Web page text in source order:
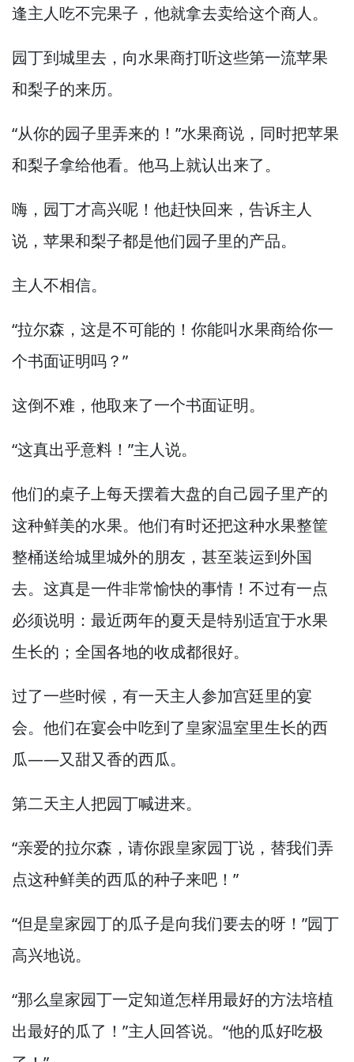
逢主人吃不完果子， 他就拿去卖给这个商人。
园丁到城里去， 向水果商打听这些第一流苹果
和梨子的来历。
“从你的园子里弄来的！”水果商说， 同时把苹果
和梨子拿给他看。 他马上就认出来了。
嗨， 园丁才高兴呢！ 他赶快回来， 告诉主人
说， 苹果和梨子都是他们园子里的产品。
主人不相信。
“拉尔森， 这是不可能的！ 你能叫水果商给你一
个书面证明吗？”
这倒不难， 他取来了一个书面证明。
“这真出乎意料！”主人说。
他们的桌子上每天摆着大盘的自己园子里产的
这种鲜美的水果。 他们有时还把这种水果整筐
整桶送给城里城外的朋友， 甚至装运到外国
去。 这真是一件非常愉快的事情！ 不过有一点
必须说明：最近两年的夏天是特别适宜于水果
生长的；全国各地的收成都很好。
过了一些时候， 有一天主人参加宫廷里的宴
会。 他们在宴会中吃到了皇家温室里生长的西
瓜——又甜又香的西瓜。
第二天主人把园丁喊进来。
“亲爱的拉尔森， 请你跟皇家园丁说， 替我们弄
点这种鲜美的西瓜的种子来吧！”
“但是皇家园丁的瓜子是向我们要去的呀！”园丁
高兴地说。
“那么皇家园丁一定知道怎样用最好的方法培植
出最好的瓜了！”主人回答说。 “他的瓜好吃极